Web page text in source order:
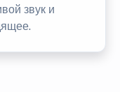
звук и